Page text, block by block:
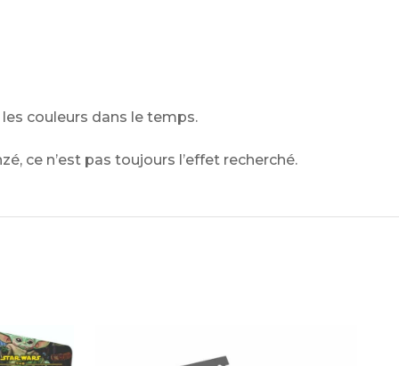
couleurs dans le temps.
ce n’est pas toujours l’effet recherché.